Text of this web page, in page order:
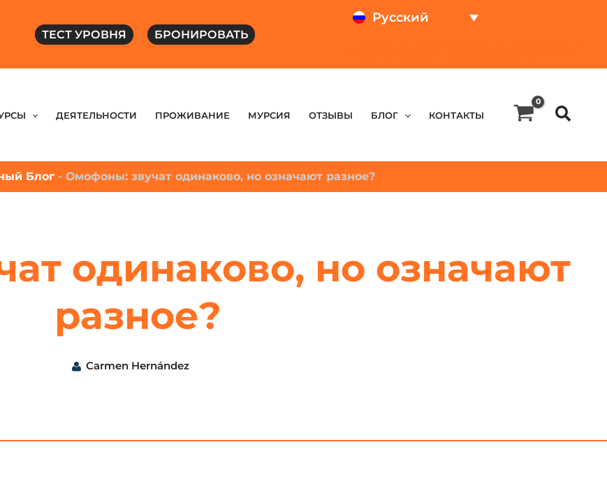
ТЕСТ УРОВНЯ БРОНИРОВАТЬ
Русский
ДЕЯТЕЛЬНОСТИ ПРОЖИВАНИЕ МУРСИЯ OТЗЫВЫ БЛОГ КОНТАКТЫ
Блог - Омофоны: звучат одинаково, но означают разное?
одинаково, но означают
разное?
Carmen Hernández